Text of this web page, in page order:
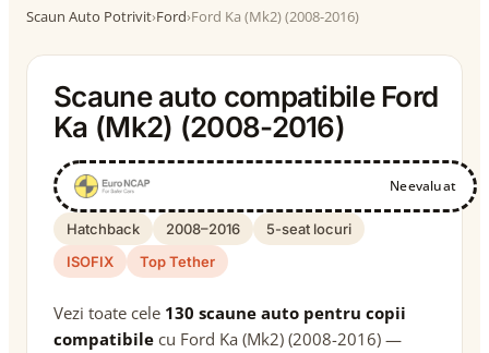
Scaun Auto Potrivit›Ford›Ford Ka (Mk2) (2008-2016)
Scaune auto compatibile Ford
Ka (Mk2) (2008-2016)
Neevaluat
Hatchback 2008–2016
5-seat locuri
ISOFIX
Top Tether
Vezi toate cele 130 scaune auto pentru copii
compatibile cu Ford Ka (Mk2) (2008-2016) —